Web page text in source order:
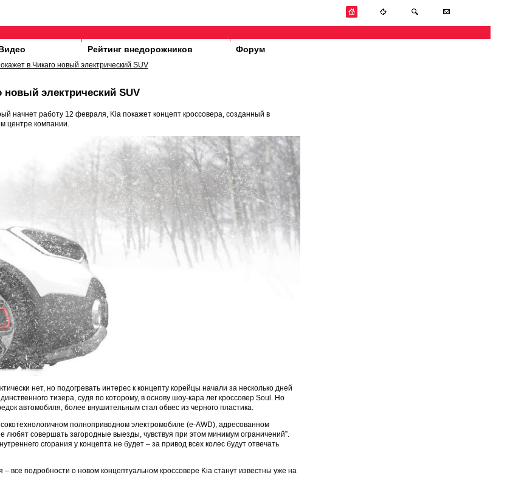
Рейтинг внедорожников Форум
в Чикаго новый электрический SUV
новый электрический SUV
начнет работу 12 февраля, Kia покажет концепт кроссовера, созданный в
центре компании.
нет, но подогревать интерес к концепту корейцы начали за несколько дней
тизера, судя по которому, в основу шоу-кара лег кроссовер Soul. Но
автомобиля, более внушительным стал обвес из черного пластика.
полноприводном электромобиле (e-AWD), адресованном
любят совершать загородные выезды, чувствуя при этом минимум ограничений”.
сгорания у концепта не будет – за привод всех колес будут отвечать
все подробности о новом концептуальном кроссовере Kia станут известны уже на